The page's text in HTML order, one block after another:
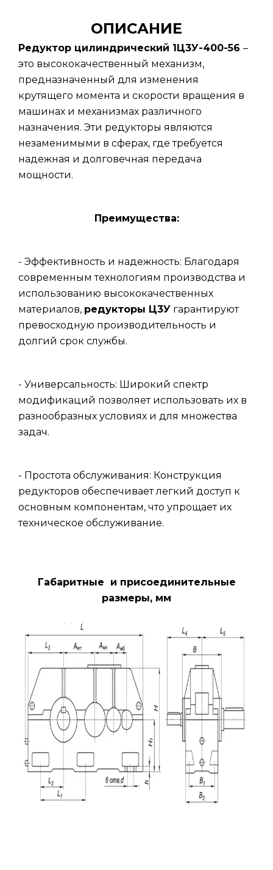
ОПИСАНИЕ
Редуктор цилиндрический 1Ц3У-400-56 –
это высококачественный механизм,
предназначенный для изменения
крутящего момента и скорости вращения в
машинах и механизмах различного
назначения. Эти редукторы являются
незаменимыми в сферах, где требуется
надежная и долговечная передача
мощности.
Преимущества:
- Эффективность и надежность: Благодаря
современным технологиям производства и
использованию высококачественных
материалов, редукторы Ц3У гарантируют
превосходную производительность и
долгий срок службы.
- Универсальность: Широкий спектр
модификаций позволяет использовать их в
разнообразных условиях и для множества
задач.
- Простота обслуживания: Конструкция
редукторов обеспечивает легкий доступ к
основным компонентам, что упрощает их
техническое обслуживание.
Габаритные и присоединительные
размеры, мм